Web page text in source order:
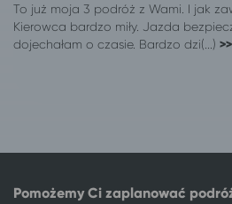
To już moja 3 podróż z Wami. I jak
Kierowca bardzo miły. Jazda
dojechałam o czasie. Bardzo dzi(...) >>
Pomożemy Ci zaplanować